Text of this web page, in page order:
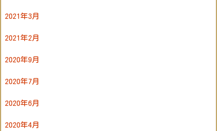
2021年3月
2021年2月
2020年9月
2020年7月
2020年6月
2020年4月